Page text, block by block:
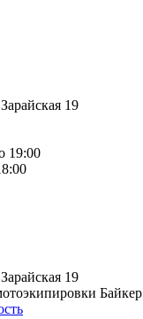
19
19:00
19
Байкер